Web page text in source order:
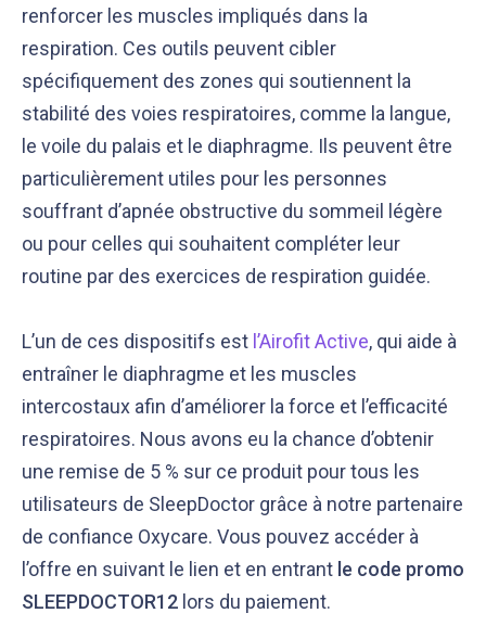
renforcer les muscles impliqués dans la
respiration. Ces outils peuvent cibler
spécifiquement des zones qui soutiennent la
stabilité des voies respiratoires, comme la langue,
le voile du palais et le diaphragme. Ils peuvent être
particulièrement utiles pour les personnes
souffrant d’apnée obstructive du sommeil légère
ou pour celles qui souhaitent compléter leur
routine par des exercices de respiration guidée.
L’un de ces dispositifs est l’Airofit Active, qui aide à
entraîner le diaphragme et les muscles
intercostaux afin d’améliorer la force et l’efficacité
respiratoires. Nous avons eu la chance d’obtenir
une remise de 5 % sur ce produit pour tous les
utilisateurs de SleepDoctor grâce à notre partenaire
de confiance Oxycare. Vous pouvez accéder à
l’offre en suivant le lien et en entrant le code promo
SLEEPDOCTOR12 lors du paiement.